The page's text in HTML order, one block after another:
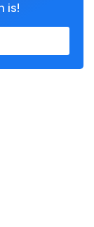
is!